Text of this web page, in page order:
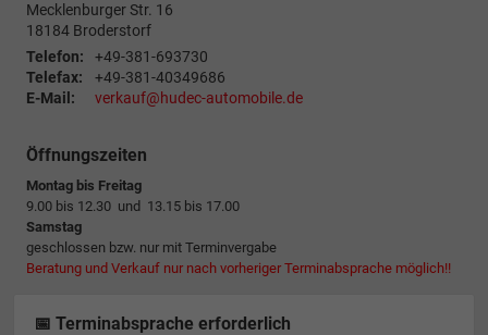
Mecklenburger Str. 16
18184 Broderstorf
Telefon:
+49-381-693730
Telefax:
+49-381-40349686
E-Mail:
verkauf@hudec-automobile.de
Öffnungszeiten
Montag bis Freitag
9.00 bis 12.30 und 13.15 bis 17.00
Samstag
geschlossen bzw. nur mit Terminvergabe
Beratung und Verkauf nur nach vorheriger Terminabsprache möglich!!
📅 Terminabsprache erforderlich